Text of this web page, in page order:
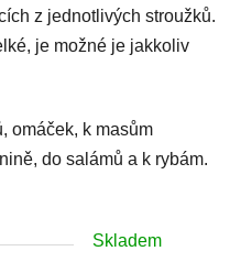
z jednotlivých stroužků.
je možné je jakkoliv
omáček, k masům
do salámů a k rybám.
Skladem